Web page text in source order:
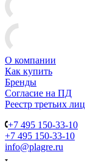
О компании
Как купить
Бренды
Согласие на ПД
Реестр третьих лиц
+7 495 150-33-10
+7 495 150-33-10
info@plagre.ru